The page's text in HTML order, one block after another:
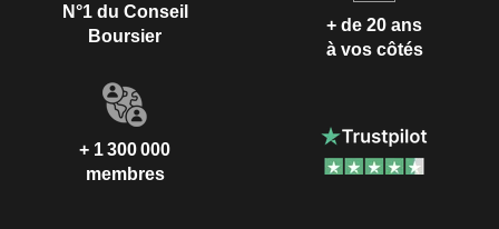
N°1 du Conseil
Boursier
+ de 20 ans
à vos côtés
+ 1 300 000
membres